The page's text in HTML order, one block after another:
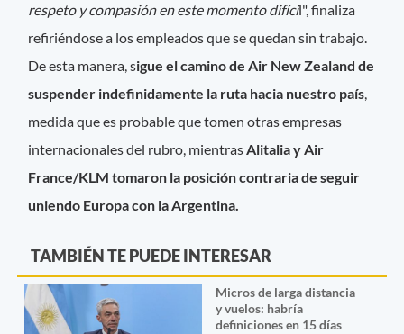
respeto y compasión en este momento difícil", finaliza
refiriéndose a los empleados que se quedan sin trabajo.
De esta manera, sigue el camino de Air New Zealand de
suspender indefinidamente la ruta hacia nuestro país,
medida que es probable que tomen otras empresas
internacionales del rubro, mientrasAlitalia y Air
France/KLM tomaron la posición contraria de seguir
uniendo Europa con la Argentina.
TAMBIÉN TE PUEDE INTERESAR
Micros de larga distancia
y vuelos: habría
definiciones en 15 días